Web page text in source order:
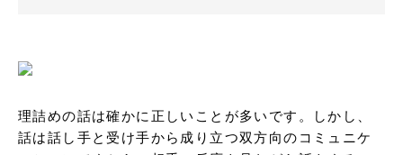
理詰めの話は確かに正しいことが多いです。しかし、
話は話し手と受け手から成り立つ双方向のコミュニケ